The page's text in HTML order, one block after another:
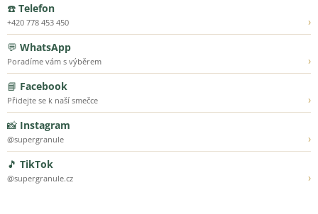
☎️ Telefon
+420 778 453 450
›
💬 WhatsApp
Poradíme vám s výběrem
›
📘 Facebook
Přidejte se k naší smečce
›
📸 Instagram
@supergranule
›
🎵 TikTok
@supergranule.cz ›